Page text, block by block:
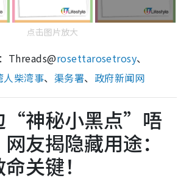
点击图片放大
Threads@rosettarosetrosy、
人柴湾事、 渠务署、 政府新闻网
“神秘小黑点”唔
友揭隐藏用途：
关键！